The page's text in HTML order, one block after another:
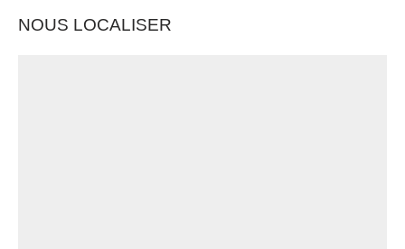
NOUS LOCALISER